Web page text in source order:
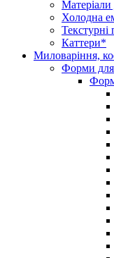
Матеріали
Холодна
Текстурні
Каттери*
Миловаріння,
Форми